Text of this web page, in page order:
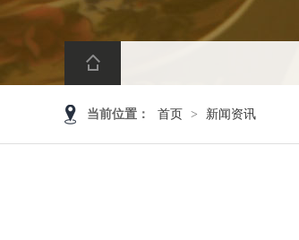
当前位置： 首页 > 新闻资讯